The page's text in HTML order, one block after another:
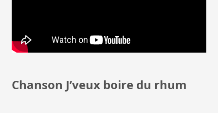
Chanson J’veux boire du rhum